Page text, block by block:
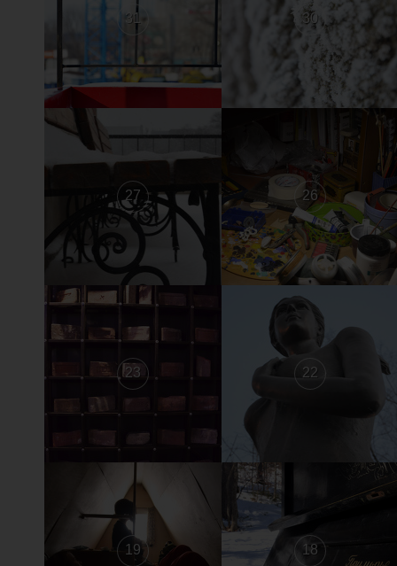
31 30
27 26
23 22
19 18